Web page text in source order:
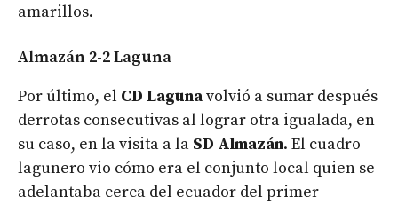
amarillos.
Almazán 2-2 Laguna
Por último, el CD Lagunavolvió a sumar después
derrotas consecutivas al lograr otra igualada, en
su caso, en la visita a la SD Almazán. El cuadro
lagunero vio cómo era el conjunto local quien se
adelantaba cerca del ecuador del primer